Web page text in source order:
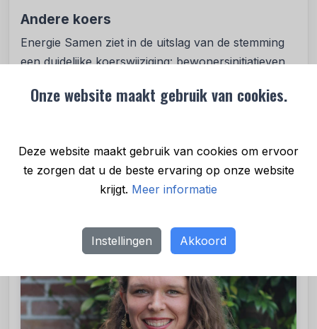
Onze website maakt gebruik van cookies.
Deze website maakt gebruik van cookies om ervoor
te zorgen dat u de beste ervaring op onze website
krijgt. Meer informatie
Instellingen Akkoord
Andere koers
Energie Samen ziet in de uitslag van de stemming
een duidelijke koerswijziging: bewonersinitiatieven
wettelijke erkenning. De organisatie blijft zich
daadwerkelijk meedoen.